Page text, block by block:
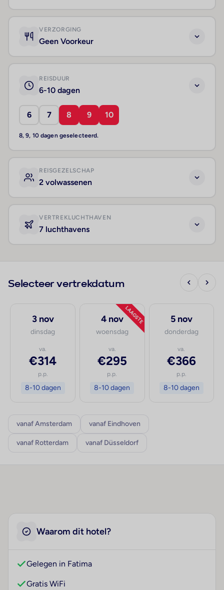
VERZORGING
Geen Voorkeur
REISDUUR
6-10 dagen
6 7 8 9 10
8, 9, 10 dagen geselecteerd.
REISGEZELSCHAP
2 volwassenen
VERTREKLUCHTHAVEN
7 luchthavens
Selecteer vertrekdatum
3 nov
dinsdag
va.
€314
p.p.
8-10 dagen
LAAGSTE
4 nov
woensdag
va.
€295
p.p.
8-10 dagen
5 nov
donderdag
va.
€366
p.p.
8-10 dagen
vanaf Amsterdam vanaf Eindhoven
vanaf Rotterdam vanaf Düsseldorf
Waarom dit hotel?
Gelegen in Fatima
Gratis WiFi